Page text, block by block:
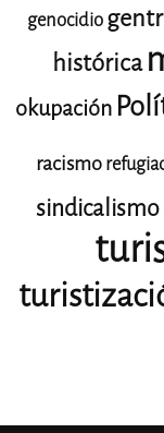
genocidio
histórica
okupación
racismo
sindicalismo